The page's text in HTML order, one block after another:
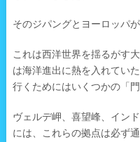
そのジパングとヨーロッパ
これは西洋世界を揺るがす
は海洋進出に熱を入れてい
行くためにはいくつかの「門
ヴェルデ岬、喜望峰、イン
には、これらの拠点は必ず